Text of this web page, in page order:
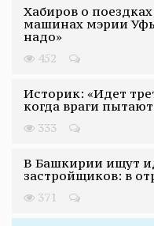
Хабиров о
машинах мэрии
надо»
452
Историк: «Идет
когда враги
333
В Башкирии ищут
застройщиков: в
371